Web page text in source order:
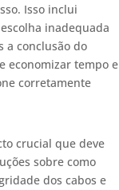
Isso inclui
inadequada
a conclusão do
economizar tempo e
corretamente
crucial que deve
sobre como
dos cabos e